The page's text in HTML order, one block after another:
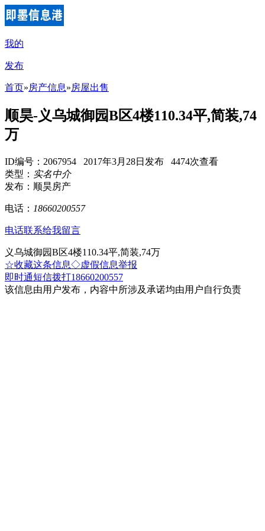
我的
发布
首页»房产信息»房屋出售
顺昊-义乌城御园B区4楼110.34平,简装,74
万
ID编号：2067954 2017年3月28日发布 4474次查看
类型： 实名中介
发布：顺昊房产
电话： 18660200557
电话联系给我留言
义乌城御园B区4楼110.34平,简装,74万
☆收藏这条信息◇虚假信息举报
即时通短信拨打18660200557
该信息由用户发布，内容中所涉及承诺均由用户自行负责